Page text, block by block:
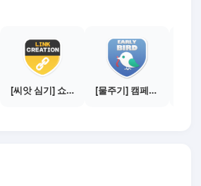
[씨앗 심기] 쇼핑몰 링크 발급하기 - 제휴몰 10곳 [물주기] 캠페인 참여하기